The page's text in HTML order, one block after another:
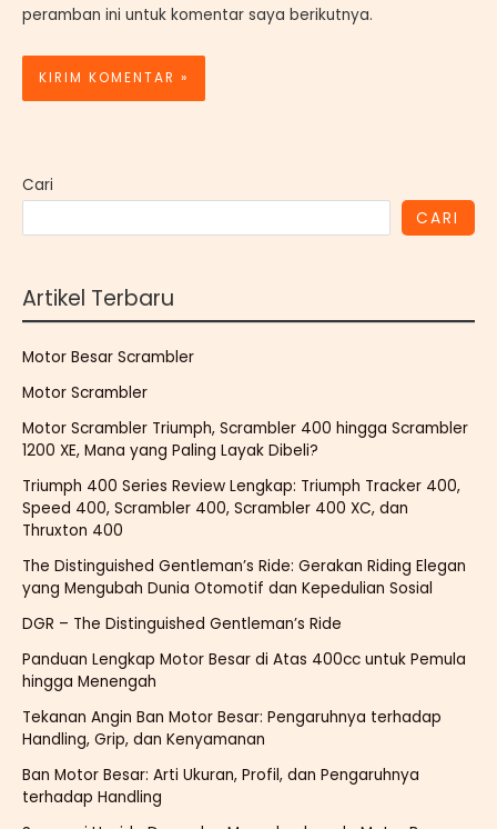
peramban ini untuk komentar saya berikutnya.
Cari
CARI
Artikel Terbaru
Motor Besar Scrambler
Motor Scrambler
Motor Scrambler Triumph, Scrambler 400 hingga Scrambler
1200 XE, Mana yang Paling Layak Dibeli?
Triumph 400 Series Review Lengkap: Triumph Tracker 400,
Speed 400, Scrambler 400, Scrambler 400 XC, dan
Thruxton 400
The Distinguished Gentleman’s Ride: Gerakan Riding Elegan
yang Mengubah Dunia Otomotif dan Kepedulian Sosial
DGR – The Distinguished Gentleman’s Ride
Panduan Lengkap Motor Besar di Atas 400cc untuk Pemula
hingga Menengah
Tekanan Angin Ban Motor Besar: Pengaruhnya terhadap
Handling, Grip, dan Kenyamanan
Ban Motor Besar: Arti Ukuran, Profil, dan Pengaruhnya
terhadap Handling